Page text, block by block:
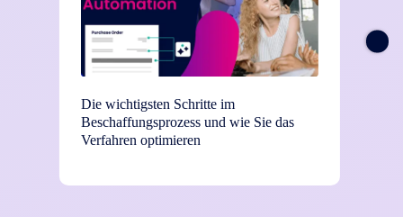
Die wichtigsten Schritte im
Beschaffungsprozess und wie Sie das
Verfahren optimieren